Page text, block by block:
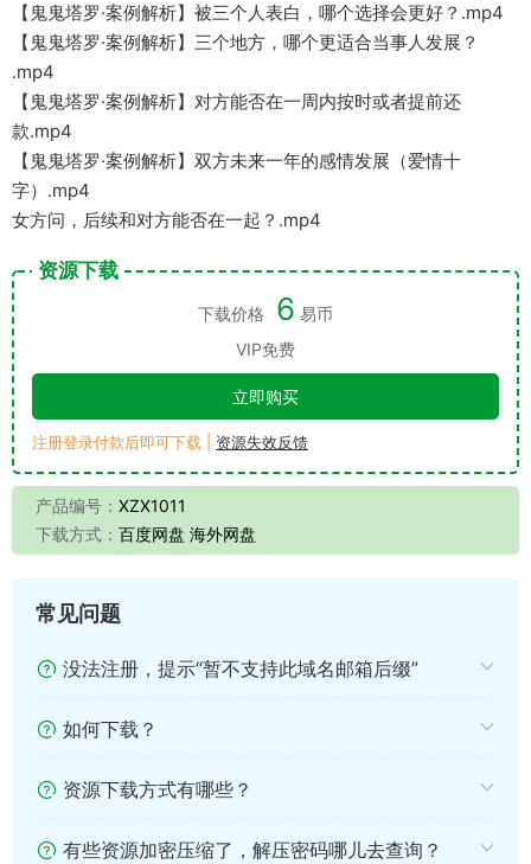
【鬼鬼塔罗·案例解析】被三个人表白，哪个选择会更好？.mp4
【鬼鬼塔罗·案例解析】三个地方，哪个更适合当事人发展？
.mp4
【鬼鬼塔罗·案例解析】对方能否在一周内按时或者提前还
款.mp4
【鬼鬼塔罗·案例解析】双方未来一年的感情发展（爱情十
字）.mp4
女方问，后续和对方能否在一起？.mp4
资源下载
下载价格 6 易币
VIP免费
立即购买
注册登录付款后即可下载 | 资源失效反馈
产品编号： XZX1011
下载方式： 百度网盘 海外网盘
常见问题
没法注册，提示“暂不支持此域名邮箱后缀”
如何下载？
资源下载方式有哪些？
有些资源加密压缩了，解压密码哪儿去查询？